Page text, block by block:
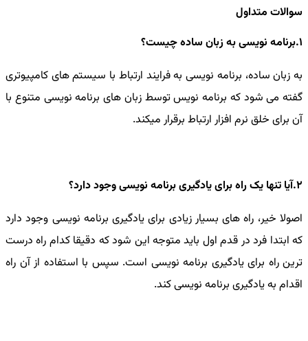
سوالات متداول
1.برنامه نویسی به زبان ساده چیست؟
به زبان ساده، برنامه نویسی به فرایند ارتباط با سیستم های کامپیوتری
گفته می شود که برنامه نویس توسط زبان های برنامه نویسی متنوع با
آن برای خلق نرم افزار ارتباط برقرار میکند.
2.آیا تنها یک راه برای یادگیری برنامه نویسی وجود دارد؟
اصولا خیر، راه های بسیار زیادی برای یادگیری برنامه نویسی وجود دارد
که ابتدا فرد در قدم اول باید متوجه این شود که دقیقا کدام راه درست
ترین راه برای یادگیری برنامه نویسی است. سپس با استفاده از آن راه
اقدام به یادگیری برنامه نویسی کند.